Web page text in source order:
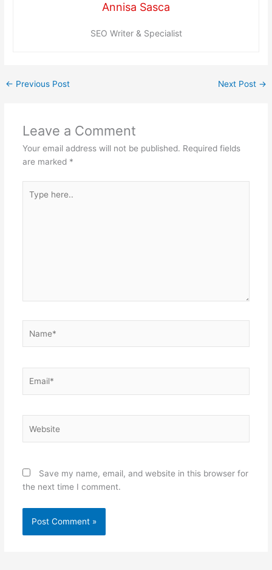
Annisa Sasca
SEO Writer & Specialist
← Previous Post Next Post →
Leave a Comment
Your email address will not be published. Required fields
are marked *
here..
Save my name, email, and website in this browser for
the next time I comment.